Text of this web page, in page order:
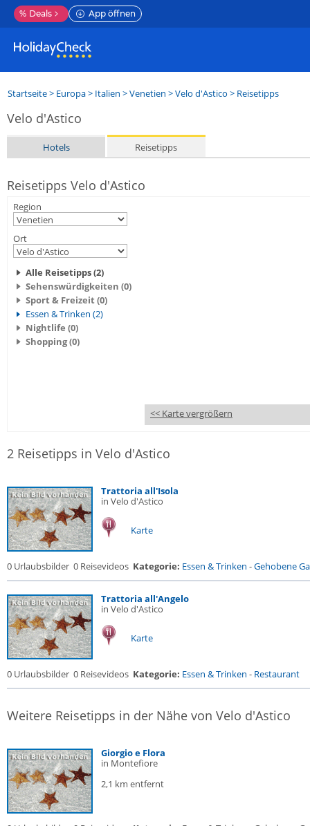
% Deals App öffnen
Startseite> Europa> Italien >Venetien >Velo d'Astico > Reisetipps
Velo d'Astico
Hotels Reisetipps
Reisetipps Velo d'Astico
Region
Ort
Alle Reisetipps (2)
Sehenswürdigkeiten (0)
Sport & Freizeit (0)
Essen & Trinken (2)
Nightlife (0)
Shopping (0)
<< Karte vergrößern
2 Reisetipps in Velo d'Astico
Trattoria all'Isola
in Velo d'Astico
Karte
0 Urlaubsbilder 0 Reisevideos Kategorie: Essen & Trinken -Gehobene
Trattoria all'Angelo
in Velo d'Astico
Karte
0 Urlaubsbilder 0 Reisevideos Kategorie: Essen & Trinken - Restaurant
Weitere Reisetipps in der Nähe von Velo d'Astico
Giorgio e Flora
in Montefiore
2,1 km entfernt